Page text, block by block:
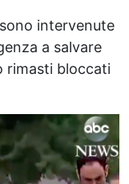
intervenute
a salvare
rimasti bloccati